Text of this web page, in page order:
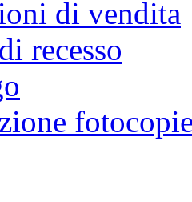
di vendita
recesso